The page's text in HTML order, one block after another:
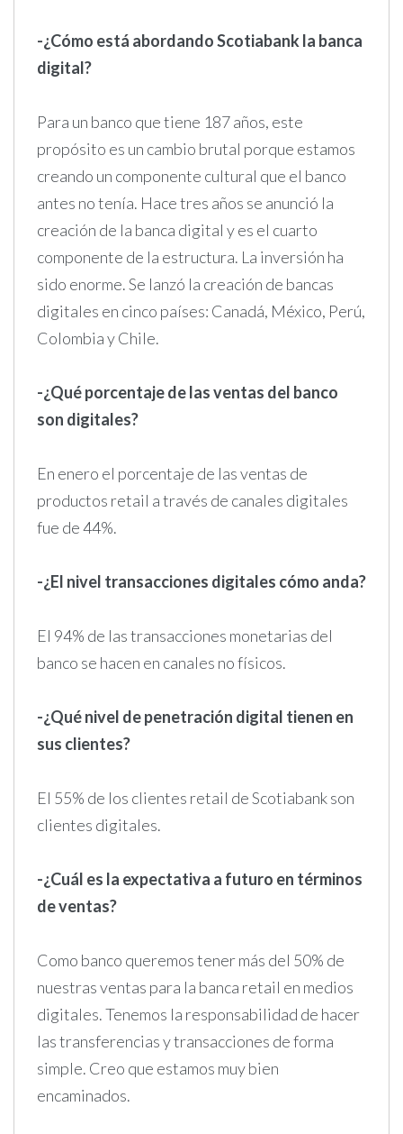
-¿Cómo está abordando Scotiabank la banca
digital?
Para un banco que tiene 187 años, este
propósito es un cambio brutal porque estamos
creando un componente cultural que el banco
antes no tenía. Hace tres años se anunció la
creación de la banca digital y es el cuarto
componente de la estructura. La inversión ha
sido enorme. Se lanzó la creación de bancas
digitales en cinco países: Canadá, México, Perú,
Colombia y Chile.
-¿Qué porcentaje de las ventas del banco
son digitales?
En enero el porcentaje de las ventas de
productos retail a través de canales digitales
fue de 44%.
-¿El nivel transacciones digitales cómo anda?
El 94% de las transacciones monetarias del
banco se hacen en canales no físicos.
-¿Qué nivel de penetración digital tienen en
sus clientes?
El 55% de los clientes retail de Scotiabank son
clientes digitales.
-¿Cuál es la expectativa a futuro en términos
de ventas?
Como banco queremos tener más del 50% de
nuestras ventas para la banca retail en medios
digitales. Tenemos la responsabilidad de hacer
las transferencias y transacciones de forma
simple. Creo que estamos muy bien
encaminados.